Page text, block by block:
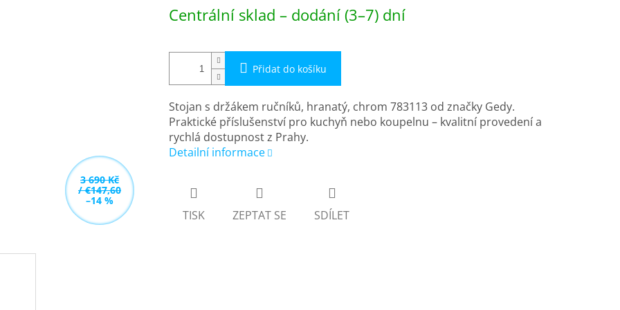
3 690 Kč
/ €147,60
–14 %
cena:
Centrální sklad – dodání (3–7) dní
Přidat do košíku
Stojan s držákem ručníků, hranatý, chrom 783113 od značky Gedy.
Praktické příslušenství pro kuchyň nebo koupelnu – kvalitní provedení a
rychlá dostupnost z Prahy.
Detailní informace
TISK ZEPTAT SE SDÍLET